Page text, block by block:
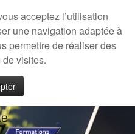
acceptez l’utilisation
une navigation adaptée à
permettre de réaliser des
visites.